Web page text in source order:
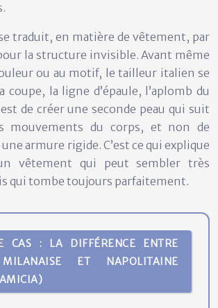
traduit, en matière de vêtement, par
la structure invisible. Avant même
ou au motif, le tailleur italien se
coupe, la ligne d’épaule, l’aplomb du
de créer une seconde peau qui suit
mouvements du corps, et non de
armure rigide. C’est ce qui explique
vêtement qui peut sembler très
qui tombe toujours parfaitement.
CAS : LA DIFFÉRENCE ENTRE
ET NAPOLITAINE